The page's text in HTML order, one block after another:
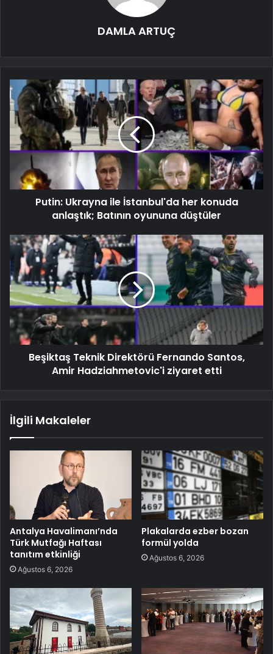
DAMLA ARTUÇ
Putin: Ukrayna ile İstanbul'da her konuda
anlaştık; Batının oyununa düştüler
Beşiktaş Teknik Direktörü Fernando Santos,
Amir Hadziahmetovic'i ziyaret etti
İlgili Makaleler
Antalya Havalimanı’nda
Türk Mutfağı Haftası
tanıtım etkinliği
Ağustos 6, 2026
Plakalarda ezber bozan
formül yolda
Ağustos 6, 2026